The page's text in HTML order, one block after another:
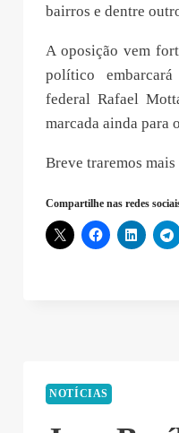
bairros e dentre
A oposição vem
político
federal Rafael
marcada ainda para
Breve traremos
Compartilhe nas redes
NOTÍCIAS